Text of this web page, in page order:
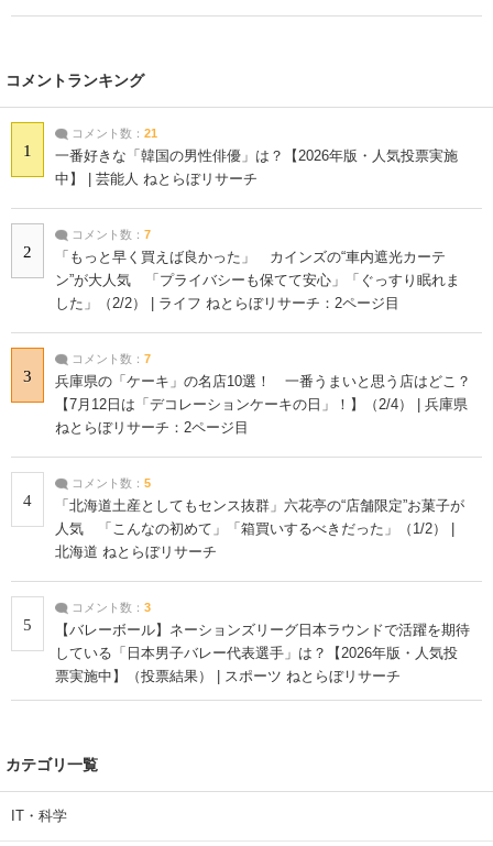
コメントランキング
1
コメント数： 21
一番好きな「韓国の男性俳優」は？【2026年版・人気投票実施
中】 | 芸能人 ねとらぼリサーチ
2
コメント数： 7
「もっと早く買えば良かった」 カインズの“車内遮光カーテ
ン”が大人気 「プライバシーも保てて安心」「ぐっすり眠れま
した」（2/2） | ライフ ねとらぼリサーチ：2ページ目
3
コメント数： 7
兵庫県の「ケーキ」の名店10選！ 一番うまいと思う店はどこ？
【7月12日は「デコレーションケーキの日」！】（2/4） | 兵庫県
ねとらぼリサーチ：2ページ目
4
コメント数： 5
「北海道土産としてもセンス抜群」六花亭の“店舗限定”お菓子が
人気 「こんなの初めて」「箱買いするべきだった」（1/2） |
北海道 ねとらぼリサーチ
5
コメント数： 3
【バレーボール】ネーションズリーグ日本ラウンドで活躍を期待
している「日本男子バレー代表選手」は？【2026年版・人気投
票実施中】（投票結果） | スポーツ ねとらぼリサーチ
カテゴリ一覧
IT・科学